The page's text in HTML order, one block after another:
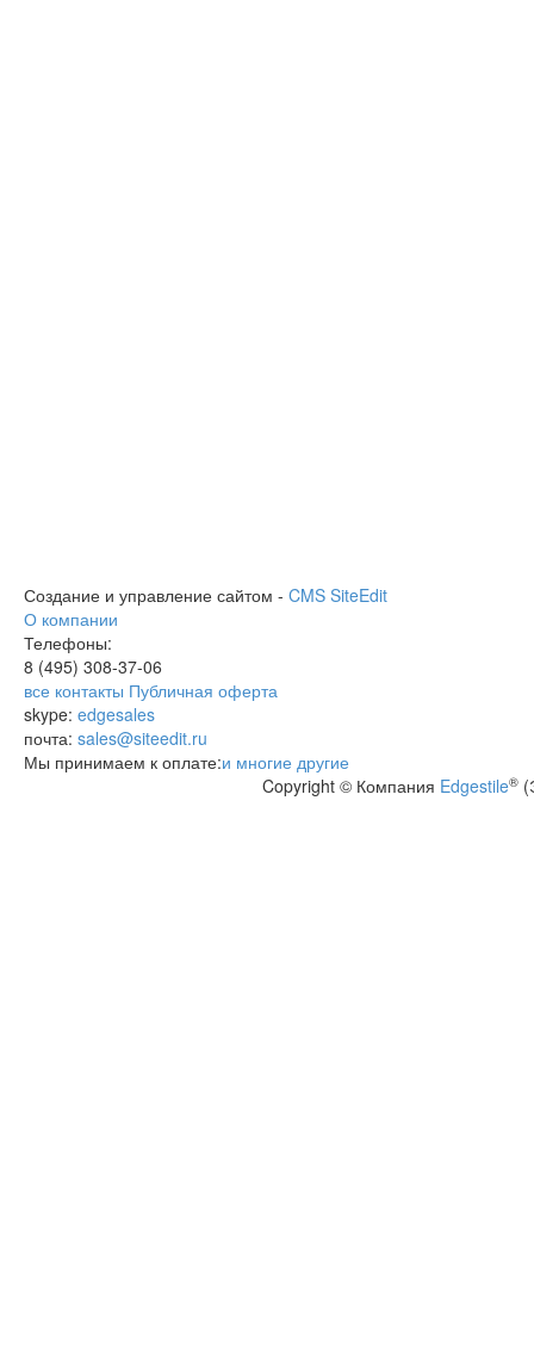
Создание и управление сайтом - CMS SiteEdit
О компании
Телефоны:
8 (495) 308-37-06
все контакты Публичная оферта
skype: edgesales
почта: sales@siteedit.ru
Мы принимаем к оплате:и многие другие
Copyright © Компания Edgestile®